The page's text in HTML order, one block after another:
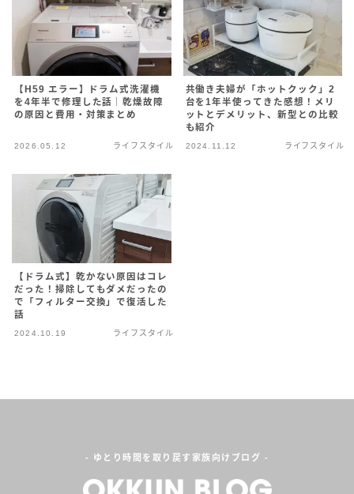
おっくん
家族向けガジェットブロガー
おっくんです！デザイナーをしている30代2児のパパで
す。お気に入りのガジェットやゲーム、その他子育てグ
ッズなど幅広く紹介していきます。
プロフィールを読む
X Instagram
【H59 エラー】ドラム式洗濯機
を4年半で修理した話｜乾燥故障
の原因と費用・対策まとめ
2026.05.12 ライフスタイル
共働き夫婦が「ホットクック」2
台を1年半使ってきた感想！メリ
ットとデメリット、新型との比較
も紹介
2024.11.12 ライフスタイル
【ドラム式】乾かない原因はコレ
だった！掃除してもダメだったの
で「フィルター交換」で復活した
話
2024.10.19 ライフスタイル
- ゆとり時間を取り戻す家族向けブログ -